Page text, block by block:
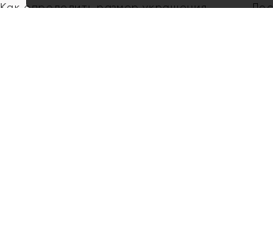
Как определить размер украшения